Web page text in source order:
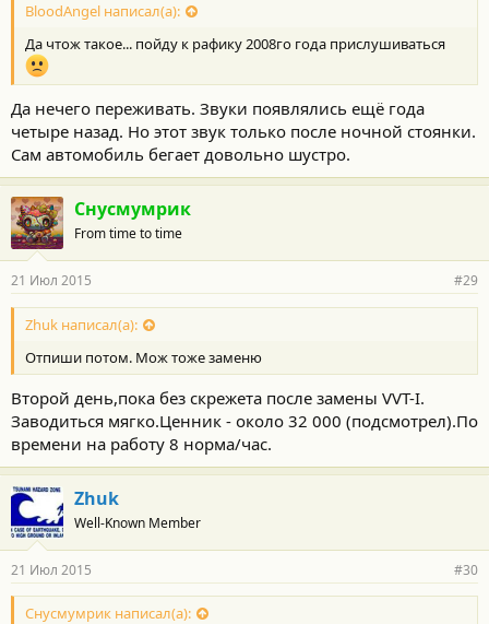
BloodAngel написал(а):
Да чтож такое... пойду к рафику 2008го года прислушиваться
Да нечего переживать. Звуки появлялись ещё года
четыре назад. Но этот звук только после ночной стоянки.
Сам автомобиль бегает довольно шустро.
Снусмумрик
From time to time
21 Июл 2015 #29
Zhuk написал(а):
Отпиши потом. Мож тоже заменю
Второй день,пока без скрежета после замены VVT-I.
Заводиться мягко.Ценник - около 32 000 (подсмотрел).По
времени на работу 8 норма/час.
Zhuk
Well-Known Member
21 Июл 2015 #30
Снусмумрик написал(а):